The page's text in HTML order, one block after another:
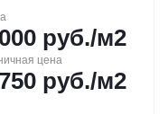
руб./м2
цена
руб./м2